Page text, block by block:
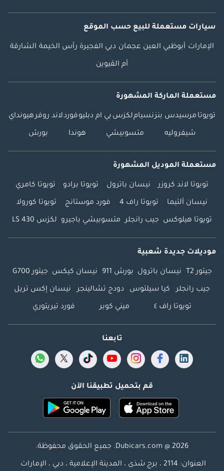
سيارات مستعملة للبيع حسب الموقع
الإمارات أبوظبي العين عجمان دبي الفجيرة رأس الخيمة الشارقة
أم القيوين
مستعملة الماركة المشهورة
تويوتا مرسيدس بنزنسياملكزس بي ام دبليوفوردلاند روفرهيونداي
شيفروليه متسوبيشي هوندا بورش
مستعملة الموديل المشهورة
تويوتا لاند كروزر نيسان باترول تويوتا برادو تويوتا كامري
نيسان ألتيما تويوتا راف 4 فورد موستانج تويوتا كورولا
تويوتا هيلوكس جيب رانجلر متسوبيشي باجيرو لكزس LS 430
موديلات جديدة شعبية
جيتور T2 نيسان باترول بورش 911 نيسان كيكس جيتور G700
جيب رانجلر كيا سيلتوس دودج تشالينجر نيسان إكس تريل
تويوتا راف ٤ ميني كوبر فورد تيريتوري
تابعنا
قم بتحميل تطبيقنا الآن
Dubicars.com @ 2026. جميع الحقوق محفوظة.
العنوان: 2114 ، برج شذى ، المدينة الإعلامية ، دبي ، الإمارات